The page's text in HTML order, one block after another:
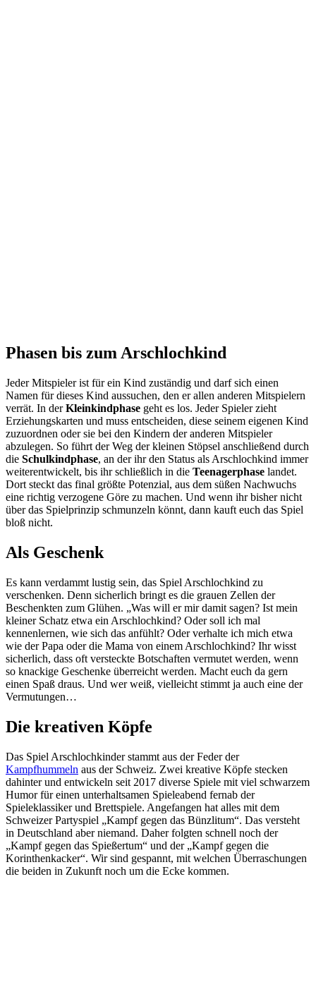
Phasen bis zum Arschlochkind
Jeder Mitspieler ist für ein Kind zuständig und darf sich einen
Namen für dieses Kind aussuchen, den er allen anderen Mitspielern
verrät. In derKleinkindphase geht es los. Jeder Spieler zieht
Erziehungskarten und muss entscheiden, diese seinem eigenen Kind
zuzuordnen oder sie bei den Kindern der anderen Mitspieler
abzulegen. So führt der Weg der kleinen Stöpsel anschließend durch
die Schulkindphase, an der ihr den Status als Arschlochkind immer
weiterentwickelt, bis ihr schließlich in die Teenagerphase landet.
Dort steckt das final größte Potenzial, aus dem süßen Nachwuchs
eine richtig verzogene Göre zu machen. Und wenn ihr bisher nicht
über das Spielprinzip schmunzeln könnt, dann kauft euch das Spiel
bloß nicht.
Als Geschenk
Es kann verdammt lustig sein, das Spiel Arschlochkind zu
verschenken. Denn sicherlich bringt es die grauen Zellen der
Beschenkten zum Glühen. „Was will er mir damit sagen? Ist mein
kleiner Schatz etwa ein Arschlochkind? Oder soll ich mal
kennenlernen, wie sich das anfühlt? Oder verhalte ich mich etwa
wie der Papa oder die Mama von einem Arschlochkind? Ihr wisst
sicherlich, dass oft versteckte Botschaften vermutet werden, wenn
so knackige Geschenke überreicht werden. Macht euch da gern
einen Spaß draus. Und wer weiß, vielleicht stimmt ja auch eine der
Vermutungen…
Die kreativen Köpfe
Das Spiel Arschlochkinder stammt aus der Feder der
Kampfhummeln aus der Schweiz. Zwei kreative Köpfe stecken
dahinter und entwickeln seit 2017 diverse Spiele mit viel schwarzem
Humor für einen unterhaltsamen Spieleabend fernab der
Spieleklassiker und Brettspiele. Angefangen hat alles mit dem
Schweizer Partyspiel „Kampf gegen das Bünzlitum“. Das versteht
in Deutschland aber niemand. Daher folgten schnell noch der
„Kampf gegen das Spießertum“ und der „Kampf gegen die
Korinthenkacker“. Wir sind gespannt, mit welchen Überraschungen
die beiden in Zukunft noch um die Ecke kommen.